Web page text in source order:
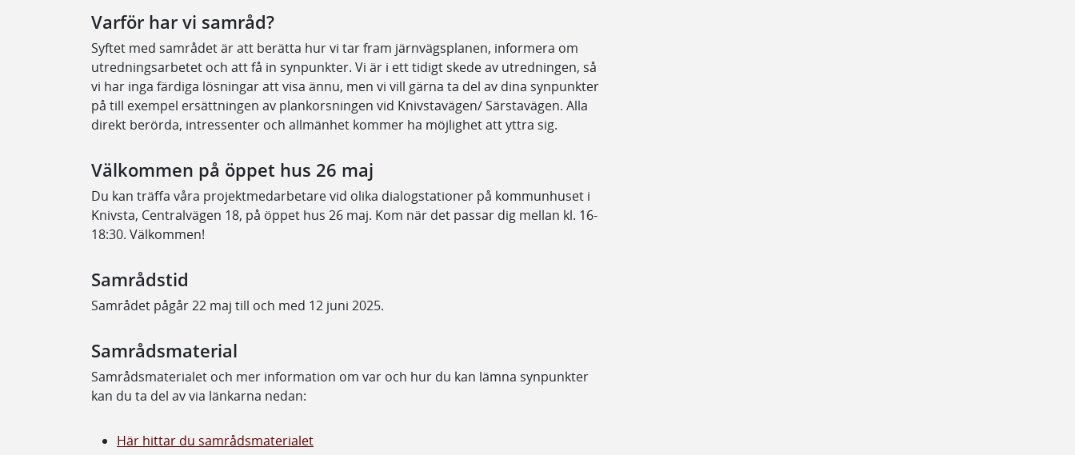
Varför har vi samråd?
Syftet med samrådet är att berätta hur vi tar fram järnvägsplanen, informera om
utredningsarbetet och att få in synpunkter. Vi är i ett tidigt skede av utredningen, så
vi har inga färdiga lösningar att visa ännu, men vi vill gärna ta del av dina synpunkter
på till exempel ersättningen av plankorsningen vid Knivstavägen/ Särstavägen. Alla
direkt berörda, intressenter och allmänhet kommer ha möjlighet att yttra sig.
Välkommen på öppet hus 26 maj
Du kan träffa våra projektmedarbetare vid olika dialogstationer på kommunhuset i
Knivsta, Centralvägen 18, på öppet hus 26 maj. Kom när det passar dig mellan kl. 16-
18:30. Välkommen!
Samrådstid
Samrådet pågår 22 maj till och med 12 juni 2025.
Samrådsmaterial
Samrådsmaterialet och mer information om var och hur du kan lämna synpunkter
kan du ta del av via länkarna nedan:
Här hittar du samrådsmaterialet